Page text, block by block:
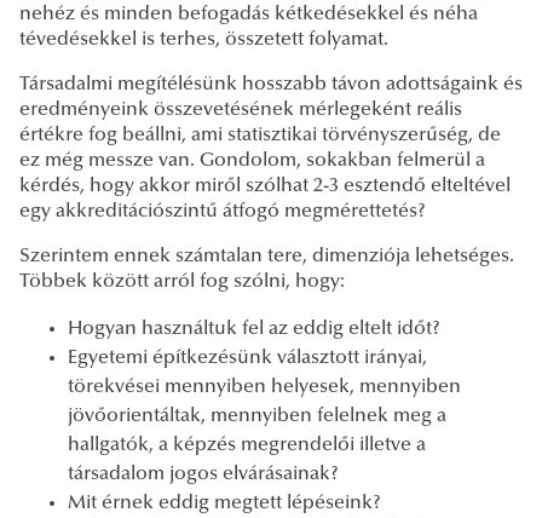
nehéz és minden befogadás kétkedésekkel és néha
tévedésekkel is terhes, összetett folyamat.
Társadalmi megítélésünk hosszabb távon adottságaink és
eredményeink összevetésének mérlegeként reális
értékre fog beállni, ami statisztikai törvényszerűség, de
ez még messze van. Gondolom, sokakban felmerül a
kérdés, hogy akkor miről szólhat 2-3 esztendő elteltével
egy akkreditációszintű átfogó megmérettetés?
Szerintem ennek számtalan tere, dimenziója lehetséges.
Többek között arról fog szólni, hogy:
Hogyan használtuk fel az eddig eltelt időt?
Egyetemi építkezésünk választott irányai,
törekvései mennyiben helyesek, mennyiben
jövőorientáltak, mennyiben felelnek meg a
hallgatók, a képzés megrendelői illetve a
társadalom jogos elvárásainak?
Mit érnek eddig megtett lépéseink?